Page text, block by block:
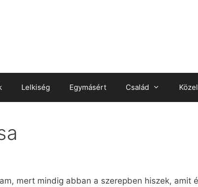
Lelkiség Egymásért Család
mert mindig abban a szerepben hiszek, amit